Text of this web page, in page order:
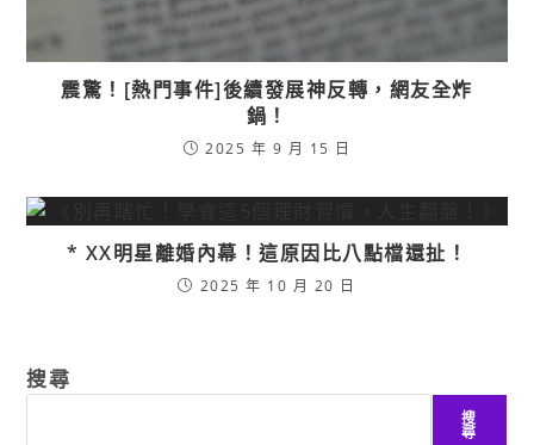
震驚！[熱門事件]後續發展神反轉，網友全炸
鍋！
2025 年 9 月 15 日
* XX明星離婚內幕！這原因比八點檔還扯！
2025 年 10 月 20 日
搜尋
搜
尋